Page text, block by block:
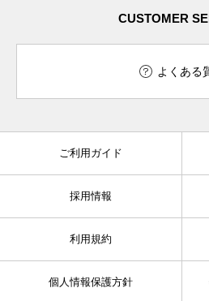
CUSTOMER
よくある
ご利用ガイド
採用情報
利用規約
個人情報保護方針